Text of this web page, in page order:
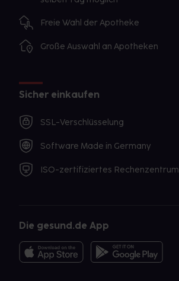
Freie Wahl der Apotheke
Große Auswahl an Apotheken
Sicher einkaufen
SSL-Verschlüsselung
Software Made in Germany
ISO-zertifiziertes Rechenzentrum
Die gesund.de App